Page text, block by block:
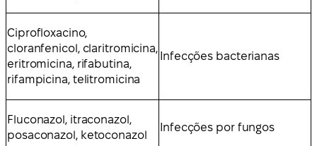
Ciprofloxacino,
cloranfenicol, claritromicina,
eritromicina, rifabutina,
rifampicina, telitromicina
Infecções bacterianas
Fluconazol, itraconazol,
posaconazol, ketoconazol
Infecções por fungos